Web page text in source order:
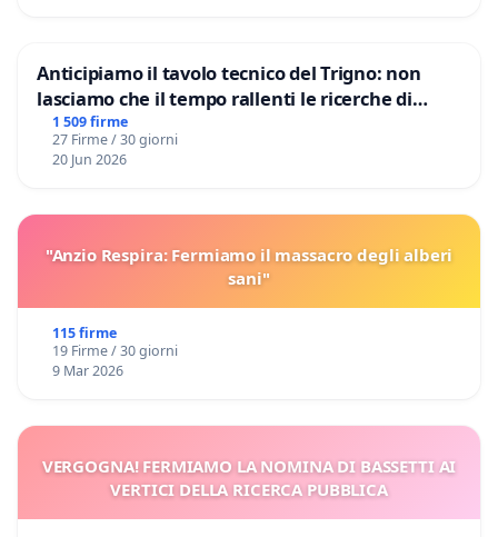
Anticipiamo il tavolo tecnico del Trigno: non
lasciamo che il tempo rallenti le ricerche di
Domenico Racanati
1 509 firme
27 Firme / 30 giorni
20 Jun 2026
"Anzio Respira: Fermiamo il massacro degli alberi
sani"
115 firme
19 Firme / 30 giorni
9 Mar 2026
VERGOGNA! FERMIAMO LA NOMINA DI BASSETTI AI
VERTICI DELLA RICERCA PUBBLICA